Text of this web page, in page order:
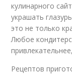
кулинарного
украшать
это не только
Любое
Рецептов